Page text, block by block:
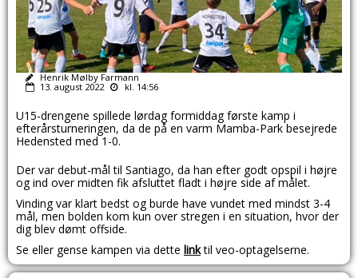
Henrik Mølby Farmann
13. august 2022
kl. 14:56
U15-drengene spillede lørdag formiddag første kamp i
efterårsturneringen, da de på en varm Mamba-Park besejrede
Hedensted med 1-0.
Der var debut-mål til Santiago, da han efter godt opspil i højre
og ind over midten fik afsluttet fladt i højre side af målet.
Vinding var klart bedst og burde have vundet med mindst 3-4
mål, men bolden kom kun over stregen i en situation, hvor der
dig blev dømt offside.
Se eller gense kampen via dette linktil veo-optagelserne.